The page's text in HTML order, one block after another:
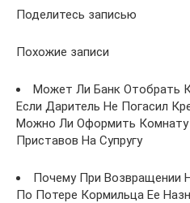
Поделитесь записью
Похожие записи
Может Ли Банк Отобрать
Если Даритель Не Погасил
Можно Ли Оформить
Приставов На Супругу
Почему При Возвращении
По Потере Кормильца Ее